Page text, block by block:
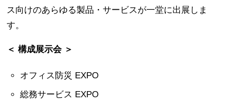
ス向けのあらゆる製品・サービスが一堂に出展しま
す。
＜ 構成展示会 ＞
オフィス防災 EXPO
総務サービス EXPO